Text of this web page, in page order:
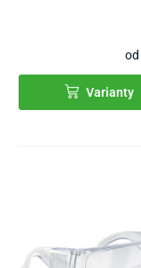
od
Varianty